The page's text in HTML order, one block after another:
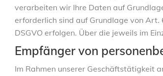
verarbeiten wir Ihre Daten auf
erforderlich sind auf Grundlage von Art.
DSGVO erfolgen. Über die jeweils im
Empfänger von
Im Rahmen unserer Geschäftstätigkeit